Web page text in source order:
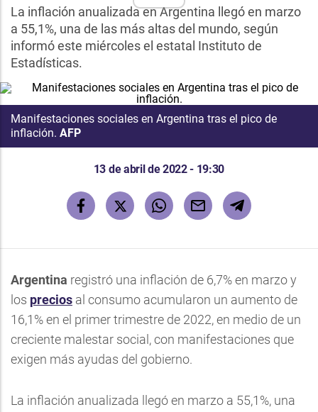
La inflación anualizada en Argentina llegó en marzo
a 55,1%, una de las más altas del mundo, según
informó este miércoles el estatal Instituto de
Estadísticas.
Manifestaciones sociales en Argentina tras el pico de
inflación. AFP
13 de abril de 2022 - 19:30
Argentina registró una inflación de 6,7% en marzo y
los precios al consumo acumularon un aumento de
16,1% en el primer trimestre de 2022, en medio de un
creciente malestar social, con manifestaciones que
exigen más ayudas del gobierno.
La inflación anualizada llegó en marzo a 55,1%, una